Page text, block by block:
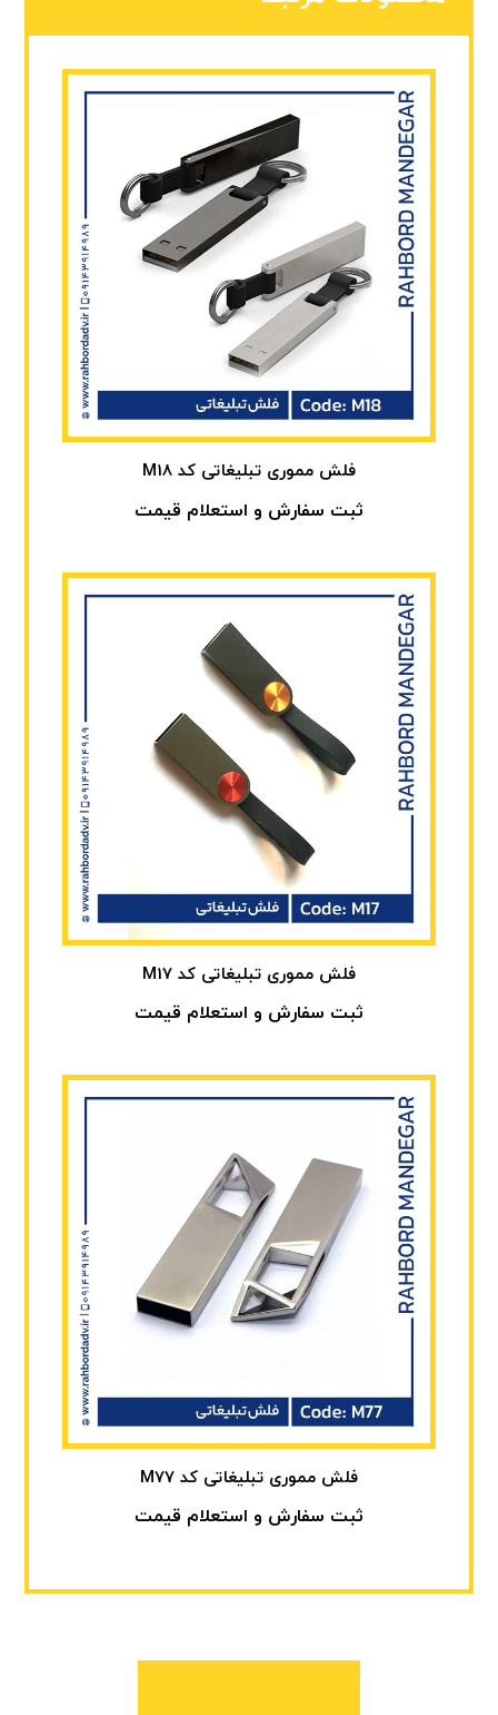
فلش مموری تبلیغاتی کد M18
ثبت سفارش و استعلام قیمت
فلش مموری تبلیغاتی کد M17
ثبت سفارش و استعلام قیمت
فلش مموری تبلیغاتی کد M77
ثبت سفارش و استعلام قیمت